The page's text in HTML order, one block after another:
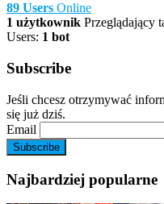
89 Users Online
1 użytkownik Przeglądający
Users: 1 bot
Subscribe
Jeśli chcesz otrzymywać
się już dziś.
Email
Najbardziej popularne